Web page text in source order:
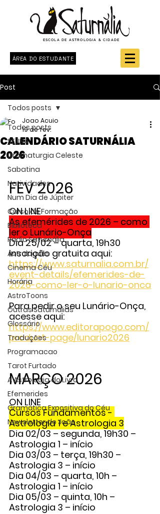
ESCOLA DE ASTROLOGIA & CIDADE
ÁREA DO ESTUDANTE
Post
Todos posts
SELINA
Dramaturgia Celeste
Sabatina
Natividades
Num Dia de Júpiter
Curso de Formação
Biblioteca
Rádio Saturnália
Astrologuês
Cinema Céu
Horária
AstroToons
Outras Saturnálias
Glossário
Traduções
Programacao
Tarot Furtado
A Astrologia do Livro
Efemerides
Gramática Expositiva do Céu
Newsletter do João
Todos posts
CALENDÁRIO SATURNÁLIA
2026
Joao Acuio
19 de fev.
FEV 2026
ON LINE
As efemérides de 2026 – como
ler o Lunário-Onça
Dia 25/02 – quarta, 19h30
Inscrição gratuita aqui:
https://www.saturnalia.com.br/
event-details/efemerides-de-
2026-como-ler-o-lunario-onca
Para pedir o seu Lunário-Onça,
acesse aqui:
https://www.editorapogo.com/
product-page/lunario2026
MARÇO 2026
ON LINE
Cursos Fundamentos -
Astrologia 1 e Astrologia 3
Dia 02/03 – segunda, 19h30 –
Astrologia 1 – início
Dia 03/03 – terça, 19h30 –
Astrologia 3 – início
Dia 04/03 – quarta, 10h –
Astrologia 1 – início
Dia 05/03 – quinta, 10h –
Astrologia 3 – início